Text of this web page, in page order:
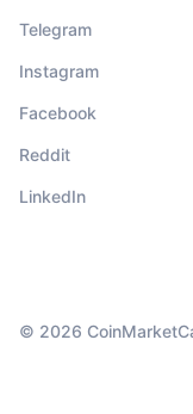
Telegram
Instagram
Facebook
Reddit
LinkedIn
© 2026